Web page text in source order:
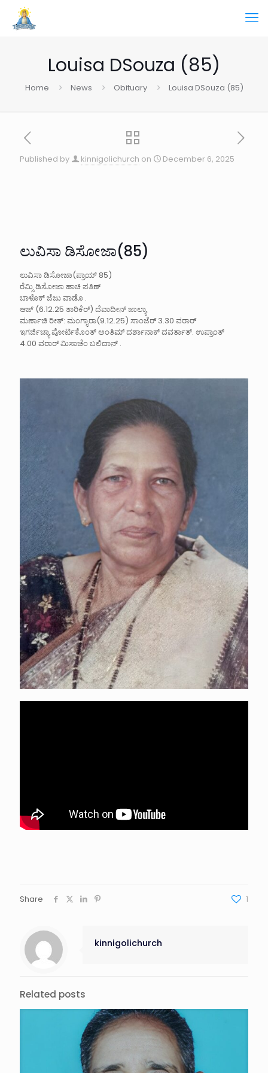
Louisa DSouza (85)
Home News Obituary Louisa DSouza (85)
Published by kinnigolichurch on December 6, 2025
ಲುವಿಸಾ ಡಿಸೋಜಾ(85)
ಲುವಿಸಾ ಡಿಸೋಜಾ(ಪ್ರಾಯ್ 85)
ರೆಮ್ಸಿ ಡಿಸೋಜಾ ಹಾಚಿ ಪತಿಣ್
ಬಾಳೊಕ್ ಜೆಜು ವಾಡೊ .
ಆಜ್ (6.12.25 ತಾರಿಕೆರ್) ದೆವಾದೀನ್‌ ಜಾಲ್ಯಾ
ಮರ್ಣಾಚಿ ರೀತ್: ಮಂಗ್ಳಾರಾ(9.12.25) ಸಾಂಜೆರ್ 3.30 ವರಾರ್
ಇಗರ್ಜಿಚ್ಯಾ ಪೋರ್ಟಿಕೊಂತ್ ಅಂತಿಮ್ ದರ್ಶಾನಾಕ್ ದವರ್ತಾತ್. ಉಪ್ರಾಂತ್
4.00 ವರಾರ್ ಮಿಸಾಚೆಂ ಬಲಿದಾನ್ .
Share 1
kinnigolichurch
Related posts